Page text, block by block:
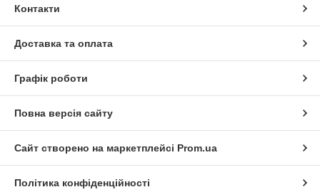
Контакти
Доставка та оплата
Графік роботи
Повна версія сайту
Сайт створено на маркетплейсі Prom.ua
Політика конфіденційності